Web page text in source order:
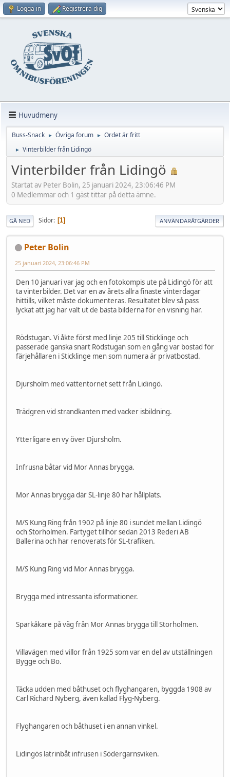
Logga in Registrera dig
Huvudmeny
Buss-Snack ► Övriga forum ► Ordet är fritt
► Vinterbilder från Lidingö
Vinterbilder från Lidingö
Startat av Peter Bolin, 25 januari 2024, 23:06:46 PM
0 Medlemmar och 1 gäst tittar på detta ämne.
GÅ NED Sidor 1 ANVÄNDARÅTGÄRDER
Peter Bolin
25 januari 2024, 23:06:46 PM
Den 10 januari var jag och en fotokompis ute på Lidingö för att
ta vinterbilder. Det var en av årets allra finaste vinterdagar
hittills, vilket måste dokumenteras. Resultatet blev så pass
lyckat att jag har valt ut de bästa bilderna för en visning här.
Rödstugan. Vi åkte först med linje 205 till Sticklinge och
passerade ganska snart Rödstugan som en gång var bostad för
färjehållaren i Sticklinge men som numera är privatbostad.
Djursholm med vattentornet sett från Lidingö.
Trädgren vid strandkanten med vacker isbildning.
Ytterligare en vy över Djursholm.
Infrusna båtar vid Mor Annas brygga.
Mor Annas brygga där SL-linje 80 har hållplats.
M/S Kung Ring från 1902 på linje 80 i sundet mellan Lidingö
och Storholmen. Fartyget tillhör sedan 2013 Rederi AB
Ballerina och har renoverats för SL-trafiken.
M/S Kung Ring vid Mor Annas brygga.
Brygga med intressanta isformationer.
Sparkåkare på väg från Mor Annas brygga till Storholmen.
Villavägen med villor från 1925 som var en del av utställningen
Bygge och Bo.
Täcka udden med båthuset och flyghangaren, byggda 1908 av
Carl Richard Nyberg, även kallad Flyg-Nyberg.
Flyghangaren och båthuset i en annan vinkel.
Lidingös latrinbåt infrusen i Södergarnsviken.